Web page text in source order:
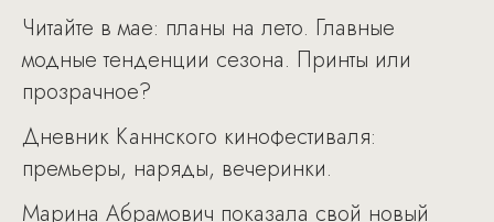
Читайте в мае: планы на лето. Главные
модные тенденции сезона. Принты или
прозрачное?
Дневник Каннского кинофестиваля:
премьеры, наряды, вечеринки.
Марина Абрамович показала свой новый